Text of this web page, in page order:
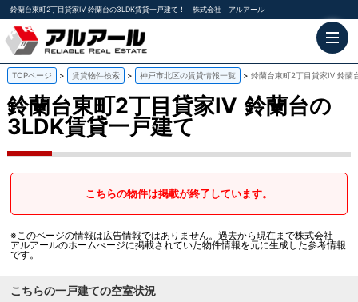
鈴蘭台東町2丁目貸家Ⅳ 鈴蘭台の3LDK賃貸一戸建て！｜株式会社 アルアール
TOPページ 賃貸物件検索 神戸市北区の賃貸情報一覧 鈴蘭台東町2丁目貸家Ⅳ 鈴蘭
鈴蘭台東町2丁目貸家Ⅳ 鈴蘭台の
3LDK賃貸一戸建て
こちらの物件は掲載が終了しています。
※このページの情報は広告情報ではありません。過去から現在まで株式会社
アルアールのホームぺージに掲載されていた物件情報を元に生成した参考情報
です。
こちらの一戸建ての空室状況